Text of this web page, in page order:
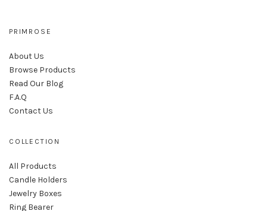
PRIMROSE
About Us
Browse Products
Read Our Blog
F.A.Q
Contact Us
COLLECTION
All Products
Candle Holders
Jewelry Boxes
Ring Bearer